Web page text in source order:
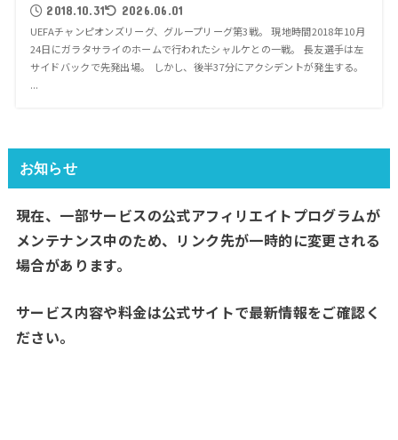
2018.10.31
2026.06.01
UEFAチャンピオンズリーグ、グループリーグ第3戦。 現地時間2018年10月
24日にガラタサライのホームで行われたシャルケとの一戦。 長友選手は左
サイドバックで先発出場。 しかし、後半37分にアクシデントが発生する。
...
お知らせ
現在、一部サービスの公式アフィリエイトプログラムが
メンテナンス中のため、リンク先が一時的に変更される
場合があります。
サービス内容や料金は公式サイトで最新情報をご確認く
ださい。